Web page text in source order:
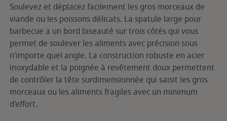
Soulevez et déplacez facilement les gros morceaux de
viande ou les poissons délicats. La spatule large pour
barbecue a un bord biseauté sur trois côtés qui vous
permet de soulever les aliments avec précision sous
n'importe quel angle. La construction robuste en acier
inoxydable et la poignée à revêtement doux permettent
de contrôler la tête surdimensionnée qui saisit les gros
morceaux ou les aliments fragiles avec un minimum
d'effort.